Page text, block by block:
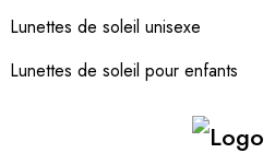
Lunettes de soleil unisexe
Lunettes de soleil pour enfants